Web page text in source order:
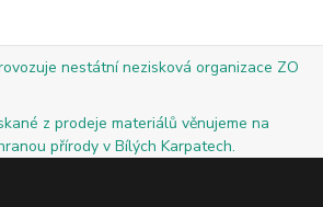
nestátní nezisková organizace ZO
z prodeje materiálů věnujeme na
přírody v Bílých Karpatech.